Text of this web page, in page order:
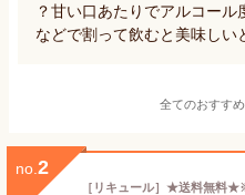
？甘い口あたりでアルコー
などで割って飲むと美味しい
全てのおすす
no. 2